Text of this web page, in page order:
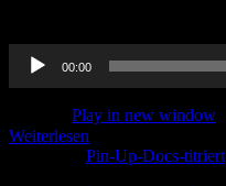
Audio-
Player
00:00
Play in new window
Weiterlesen
Pin-Up-Docs-titriert